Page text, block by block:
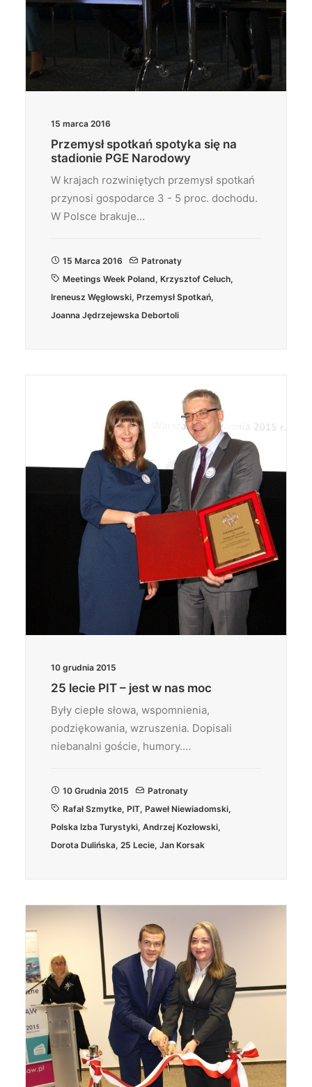
15 marca 2016
Przemysł spotkań spotyka się na
stadionie PGE Narodowy
W krajach rozwiniętych przemysł spotkań
przynosi gospodarce 3 - 5 proc. dochodu.
W Polsce brakuje…
15 Marca 2016
Patronaty
Meetings Week Poland, Krzysztof Celuch,
Ireneusz Węgłowski, Przemysł Spotkań,
Joanna Jędrzejewska Debortoli
10 grudnia 2015
25 lecie PIT – jest w nas moc
Były ciepłe słowa, wspomnienia,
podziękowania, wzruszenia. Dopisali
niebanalni goście, humory.…
10 Grudnia 2015
Patronaty
Rafał Szmytke, PIT, Paweł Niewiadomski,
Polska Izba Turystyki, Andrzej Kozłowski,
Dorota Dulińska, 25 Lecie, Jan Korsak